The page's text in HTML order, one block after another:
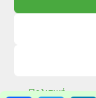
Πολιτική